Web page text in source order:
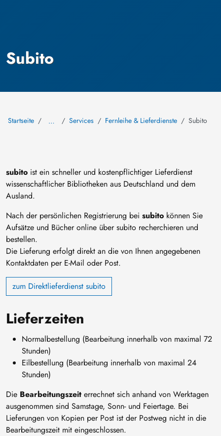
Subito
Startseite … Services Fernleihe & Lieferdienste Subito
subito ist ein schneller und kostenpflichtiger Lieferdienst
wissenschaftlicher Bibliotheken aus Deutschland und dem
Ausland.
Nach der persönlichen Registrierung bei subito können Sie
Aufsätze und Bücher online über subito recherchieren und
bestellen.
Die Lieferung erfolgt direkt an die von Ihnen angegebenen
Kontaktdaten per E-Mail oder Post.
zum Direktlieferdienst subito
Lieferzeiten
Normalbestellung (Bearbeitung innerhalb von maximal 72
Stunden)
Eilbestellung (Bearbeitung innerhalb von maximal 24
Stunden)
Die Bearbeitungszeit errechnet sich anhand von Werktagen
ausgenommen sind Samstage, Sonn- und Feiertage. Bei
Lieferungen von Kopien per Post ist der Postweg nicht in die
Bearbeitungszeit mit eingeschlossen.